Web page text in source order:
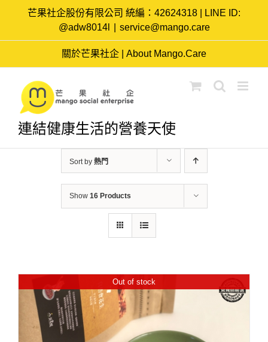
content
芒果社企股份有限公司 統編：42624318 | LINE ID:
@adw8014l
service@mango.care
關於芒果社企 | About Mango.Care
連結健康生活的營養天使
Sort by 熱門
Show 16 Products
Out of stock